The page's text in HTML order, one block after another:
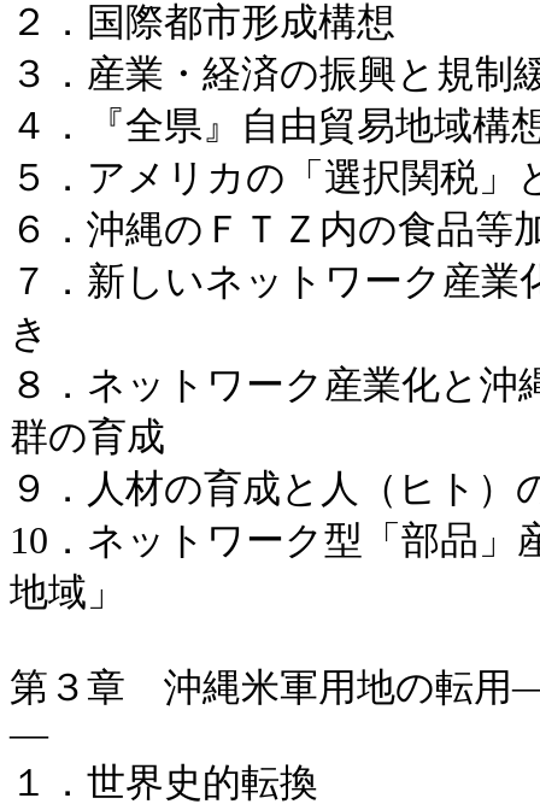
２．国際都市形成構想
３．産業・経済の振興と規制
４．『全県』自由貿易地域構
５．アメリカの「選択関税」
６．沖縄のＦＴＺ内の食品等
７．新しいネットワーク産
き
８．ネットワーク産業化と沖
群の育成
９．人材の育成と人（ヒト）
10．ネットワーク型「部品
地域」
第３章 沖縄米軍用地の転用
―
１．世界史的転換